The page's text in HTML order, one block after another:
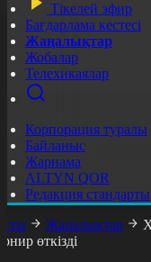
Тікелей эфир
Бағдарлама кестесі
Жаңалықтар
Жобалар
Телехикаялар
Корпорация туралы
Байланыс
Жарнама
ALTYN QOR
Редакция стандарты
Жаңалықтар
өткізді